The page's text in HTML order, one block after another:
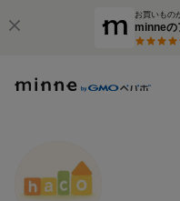
お買いもの
minneの